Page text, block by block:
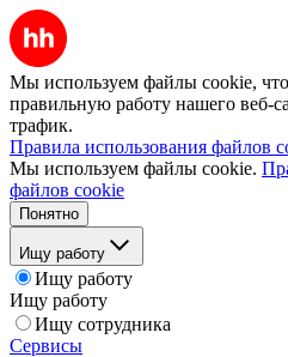
Мы используем файлы cookie,
правильную работу нашего веб-
трафик.
Правила использования файлов
Мы используем файлы cookie.
файлов cookie
Понятно
Ищу работу
Ищу работу
Ищу работу
Ищу сотрудника
Сервисы